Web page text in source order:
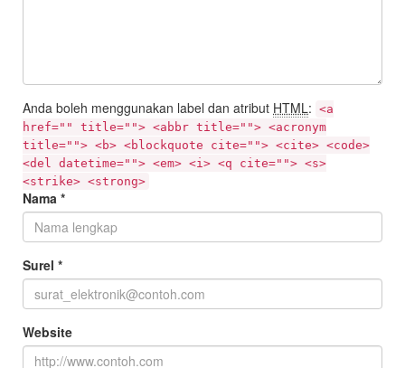
Anda boleh menggunakan label dan atribut HTML: <a
href="" title=""> <abbr title=""> <acronym
title=""> <b> <blockquote cite=""> <cite> <code>
<del datetime=""> <em> <i> <q cite=""> <s>
<strike> <strong>
Nama *
Surel *
Website